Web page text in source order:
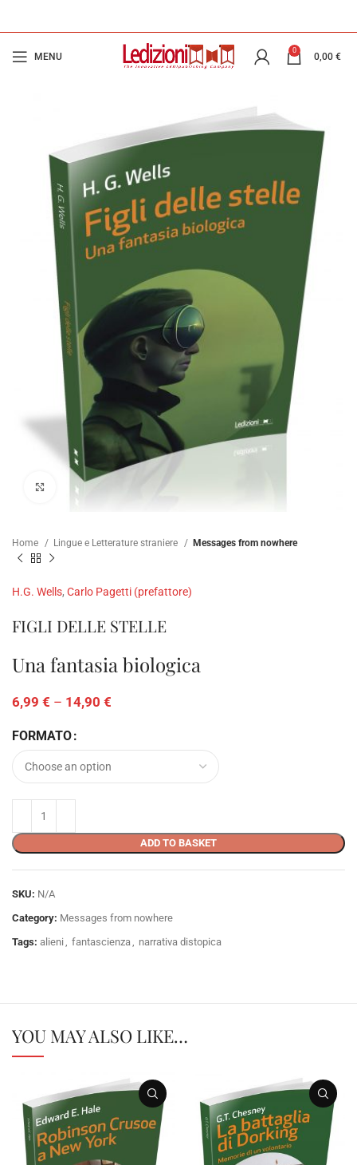
MENU
0
0,00 €
Click to enlarge
Home Lingue e Letterature straniere Messages from nowhere
H.G. Wells, Carlo Pagetti (prefattore)
FIGLI DELLE STELLE
Una fantasia biologica
6,99 € – 14,90 €
FORMATO
ADD TO BASKET
SKU: N/A
Category: Messages from nowhere
Tags: alieni, fantascienza, narrativa distopica
YOU MAY ALSO LIKE…